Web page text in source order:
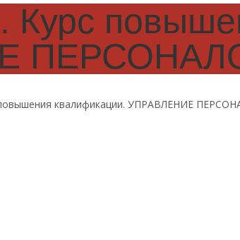
Курс
повышения квалификации. УПРАВЛЕНИЕ